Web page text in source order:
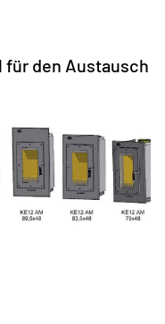
für den Austausch